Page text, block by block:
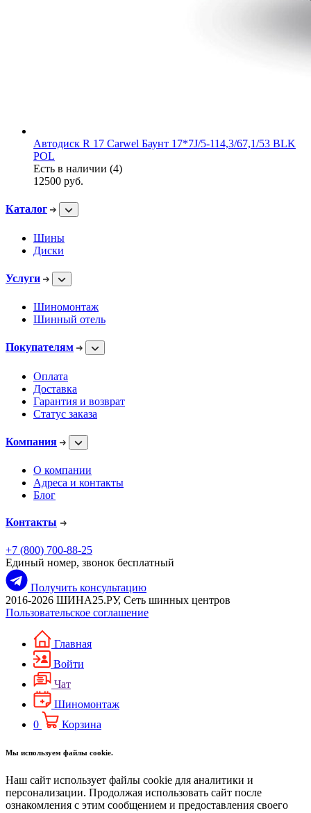
Автодиск R 17 Carwel Баунт 17*7J/5-114,3/67,1/53 BLK
POL
Есть в наличии (4)
12500 руб.
Каталог
Шины
Диски
Услуги
Шиномонтаж
Шинный отель
Покупателям
Оплата
Доставка
Гарантия и возврат
Статус заказа
Компания
О компании
Адреса и контакты
Блог
Контакты
+7 (800) 700-88-25
Единый номер, звонок бесплатный
Получить консультацию
2016-2026 ШИНА25.РУ, Сеть шинных центров
Пользовательское соглашение
Главная
Войти
Чат
Шиномонтаж
0
Корзина
Мы используем файлы cookie.
Наш сайт использует файлы cookie для аналитики и
персонализации. Продолжая использовать сайт после
ознакомления с этим сообщением и предоставления своего